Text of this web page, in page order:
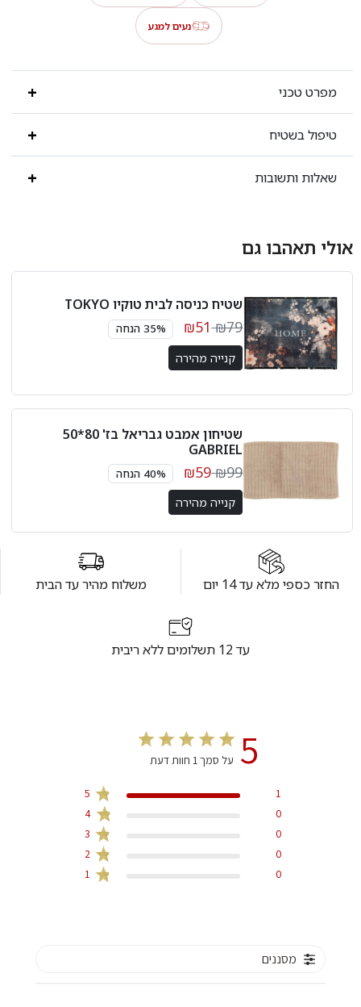
נעים למגע
מפרט טכני
טיפול בשטיח
שאלות ותשובות
אולי תאהבו גם
שטיח כניסה לבית טוקיו TOKYO
₪79
₪51 35% הנחה
קנייה מהירה
שטיחון אמבט גבריאל בז' 80*50
GABRIEL
₪99
₪59 40% הנחה
קנייה מהירה
החזר כספי מלא עד 14 יום משלוח מהיר עד הבית
עד 12 תשלומים ללא ריבית
5 על סמך 1 חוות דעת
5
1
4
0
3
0
2
0
1
0
מסננים